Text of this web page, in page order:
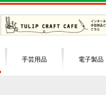
手芸用品 電子製品